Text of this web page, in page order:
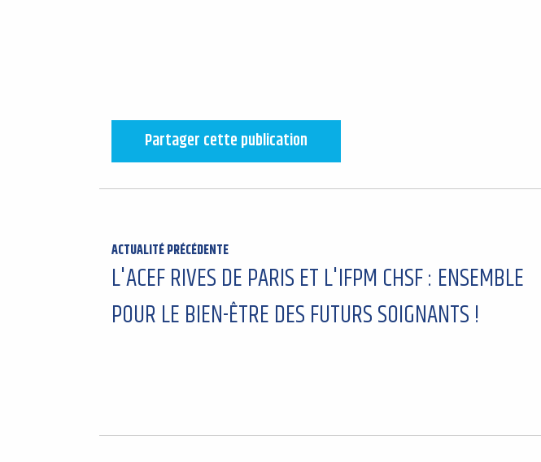
Partager cette publication
ACTUALITÉ PRÉCÉDENTE
L'ACEF RIVES DE PARIS ET L'IFPM CHSF : ENSEMBLE
POUR LE BIEN-ÊTRE DES FUTURS SOIGNANTS !